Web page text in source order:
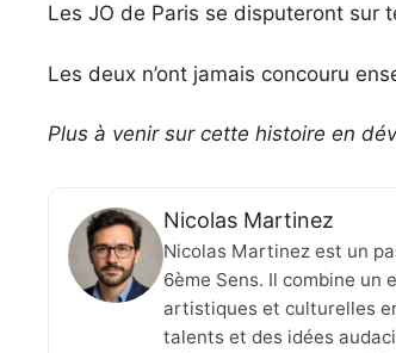
Les JO de Paris se disputeront sur
Les deux n’ont jamais concouru
Plus à venir sur cette histoire en
Nicolas Martinez
Nicolas Martinez est un
6ème Sens. Il combine
artistiques et culturelles
talents et des idées